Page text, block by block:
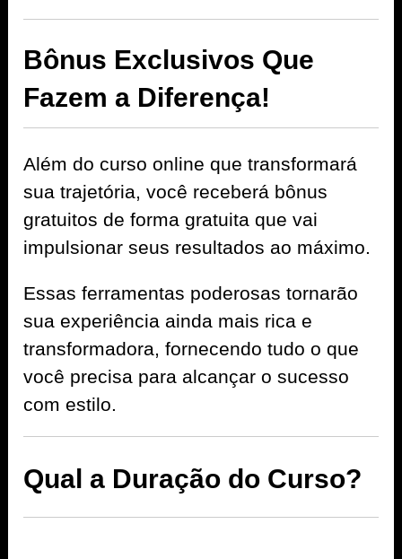
Bônus Exclusivos Que
Fazem a Diferença!
Além do curso online que transformará
sua trajetória, você receberá bônus
gratuitos de forma gratuita que vai
impulsionar seus resultados ao máximo.
Essas ferramentas poderosas tornarão
sua experiência ainda mais rica e
transformadora, fornecendo tudo o que
você precisa para alcançar o sucesso
com estilo.
Qual a Duração do Curso?